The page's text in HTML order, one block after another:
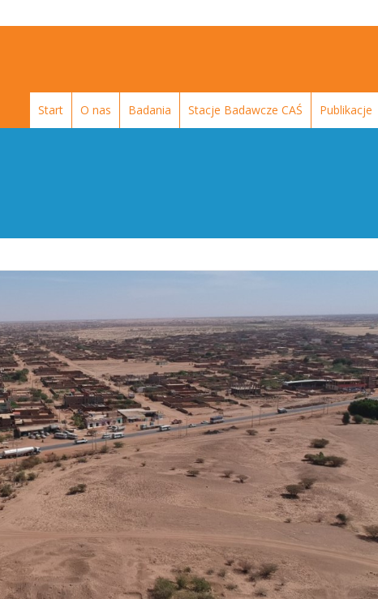
Start O nas Badania Stacje Badawcze CAŚ Publikacje